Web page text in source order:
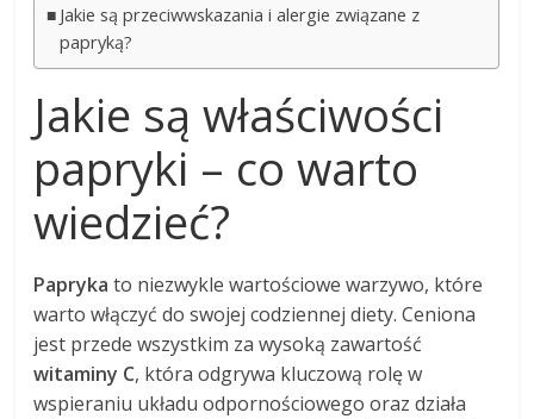
Jakie są przeciwwskazania i alergie związane z
papryką?
Jakie są właściwości
papryki – co warto
wiedzieć?
Papryka to niezwykle wartościowe warzywo, które
warto włączyć do swojej codziennej diety. Ceniona
jest przede wszystkim za wysoką zawartość
witaminy C, która odgrywa kluczową rolę w
wspieraniu układu odpornościowego oraz działa